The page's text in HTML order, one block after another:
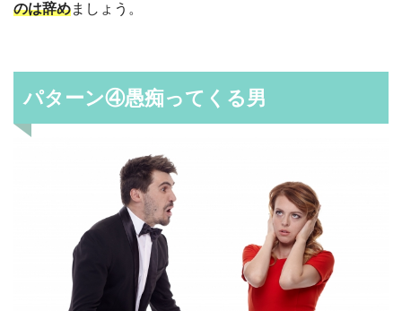
のは辞めましょう。
パターン④愚痴ってくる男